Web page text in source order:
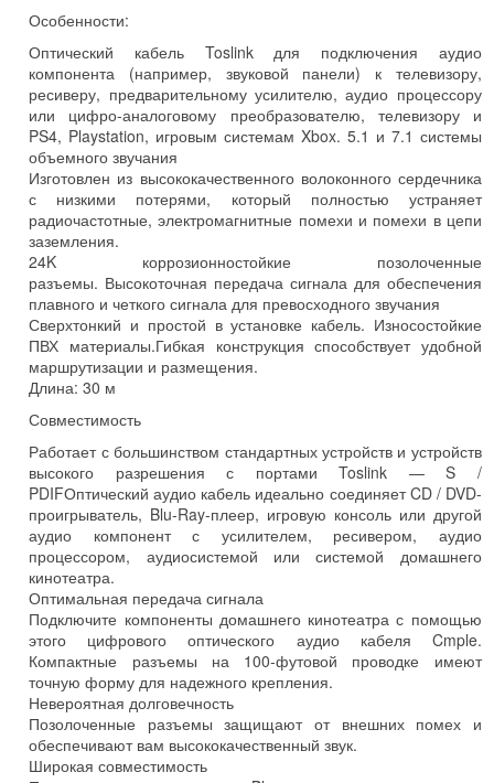
Особенности:
Оптический кабель Toslink для подключения аудио
компонента (например, звуковой панели) к телевизору,
ресиверу, предварительному усилителю, аудио процессору
или цифро-аналоговому преобразователю, телевизору и
PS4, Playstation, игровым системам Xbox. 5.1 и 7.1 системы
объемного звучания
Изготовлен из высококачественного волоконного сердечника
с низкими потерями, который полностью устраняет
радиочастотные, электромагнитные помехи и помехи в цепи
заземления.
24K коррозионностойкие позолоченные
разъемы. Высокоточная передача сигнала для обеспечения
плавного и четкого сигнала для превосходного звучания
Сверхтонкий и простой в установке кабель. Износостойкие
ПВХ материалы.Гибкая конструкция способствует удобной
маршрутизации и размещения.
Длина: 30 м
Совместимость
Работает с большинством стандартных устройств и устройств
высокого разрешения с портами Toslink — S /
PDIFОптический аудио кабель идеально соединяет CD / DVD-
проигрыватель, Blu-Ray-плеер, игровую консоль или другой
аудио компонент с усилителем, ресивером, аудио
процессором, аудиосистемой или системой домашнего
кинотеатра.
Оптимальная передача сигнала
Подключите компоненты домашнего кинотеатра с помощью
этого цифрового оптического аудио кабеля Cmple.
Компактные разъемы на 100-футовой проводке имеют
точную форму для надежного крепления.
Невероятная долговечность
Позолоченные разъемы защищают от внешних помех и
обеспечивают вам высококачественный звук.
Широкая совместимость